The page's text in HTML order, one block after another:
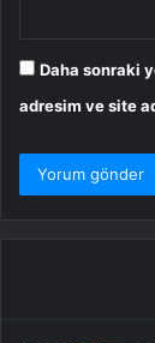
Daha sonraki
adresim ve site